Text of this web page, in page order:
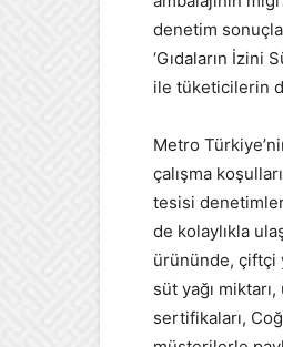
denetim
‘Gıdaların İzini
ile tüketicilerin
Metro
çalışma
tesisi
de kolaylıkla
ürününde, çiftçi
süt yağı
sertifikaları,